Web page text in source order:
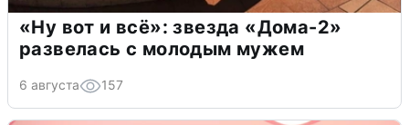
«Ну вот и всё»: звезда «Дома-2»
развелась с молодым мужем
6 августа 157